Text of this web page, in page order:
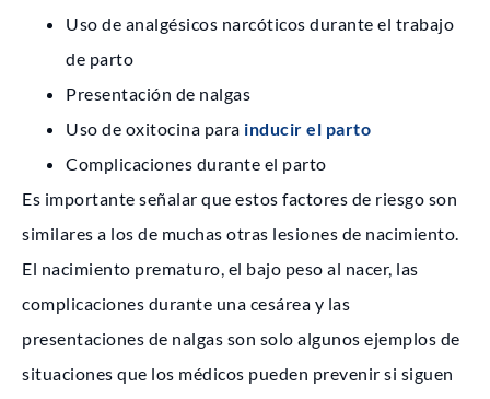
Uso de analgésicos narcóticos durante el trabajo
de parto
Presentación de nalgas
Uso de oxitocina para inducir el parto
Complicaciones durante el parto
Es importante señalar que estos factores de riesgo son
similares a los de muchas otras lesiones de nacimiento.
El nacimiento prematuro, el bajo peso al nacer, las
complicaciones durante una cesárea y las
presentaciones de nalgas son solo algunos ejemplos de
situaciones que los médicos pueden prevenir si siguen